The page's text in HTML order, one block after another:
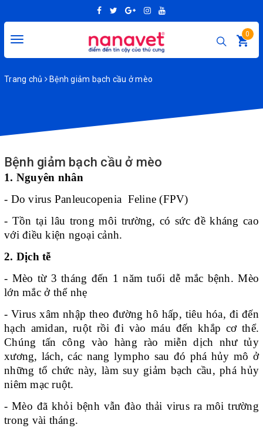
Toggle
0
Trang chủ Bệnh giảm bạch cầu ở mèo
Bệnh giảm bạch cầu ở mèo
1. Nguyên nhân
- Do virus Panleucopenia Feline (FPV)
- Tồn tại lâu trong môi trường, có sức đề kháng cao
với điều kiện ngoại cảnh.
2. Dịch tễ
- Mèo từ 3 tháng đến 1 năm tuổi dễ mắc bệnh. Mèo
lớn mắc ở thể nhẹ
- Virus xâm nhập theo đường hô hấp, tiêu hóa, đi đến
hạch amidan, ruột rồi đi vào máu đến khắp cơ thể.
Chúng tấn công vào hàng rào miễn dịch như tủy
xương, lách, các nang lympho sau đó phá hủy mô ở
những tổ chức này, làm suy giảm bạch cầu, phá hủy
niêm mạc ruột.
- Mèo đã khỏi bệnh vẫn đào thải virus ra môi trường
trong vài tháng.